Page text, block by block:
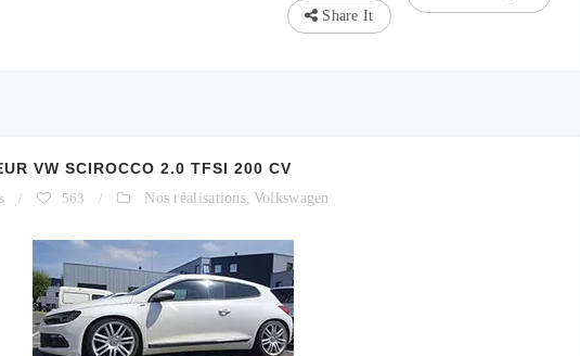
Share It
VW SCIROCCO 2.0 TFSI 200 CV
/ 563 / Nos réalisations, Volkswagen